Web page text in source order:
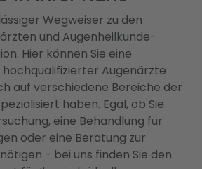
Wegweiser zu den
und Augenheilkunde-
Hier können Sie eine
hochqualifizierter Augenärzte
auf verschiedene Bereiche der
haben. Egal, ob Sie
eine Behandlung für
oder eine Beratung zur
- bei uns finden Sie den